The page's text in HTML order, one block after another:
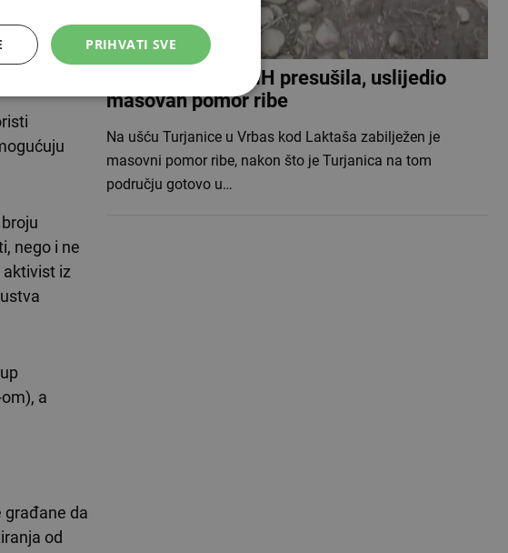
ako
s
nego i ne
aktivist iz
a
građane da
od
Rijeka u BiH presušila, uslijedio
masovan pomor ribe
Na ušću Turjanice u Vrbas kod Laktaša zabilježen je
masovni pomor ribe, nakon što je Turjanica na tom
području gotovo u…
PRIHVATI SVE